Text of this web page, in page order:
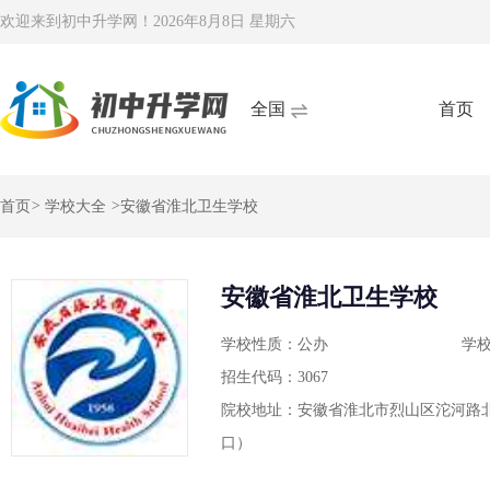
欢迎来到初中升学网！ 2026年8月8日 星期六
全国 首页
首页 > 学校大全 >安徽省淮北卫生学校
安徽省淮北卫生学校
学校性质：公办
学
招生代码：3067
院校地址：安徽省淮北市烈山区沱河
口）